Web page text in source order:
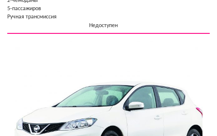
5-пассажиров
Ручная трансмиссия
Недоступен